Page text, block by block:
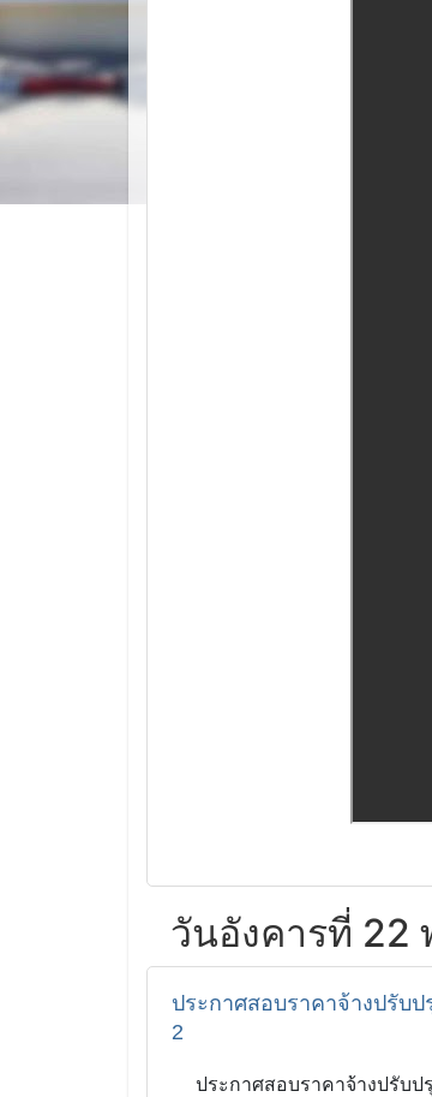
วันอังคารที่ 22
ประกาศสอบราคาจ้างปรับ
2
ประกาศสอบราคาจ้างปรับป